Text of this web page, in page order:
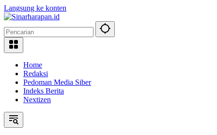
Langsung ke konten
Home
Redaksi
Pedoman Media Siber
Indeks Berita
Nextizen